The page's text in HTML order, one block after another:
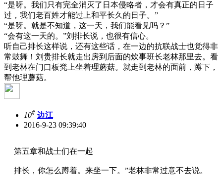
“是呀。我们只有完全消灭了日本侵略者，才会有真正的日子
过，我们老百姓才能过上和平长久的日子。”
“是呀。就是不知道，这一天，我们能看见吗？”
“会有这一天的。”刘排长说，也很有信心。
听自己排长这样说，还有这些话，在一边的抗联战士也觉得非
常鼓舞！刘贵排长就走出房到后面的炊事班长老林那里去。看
到老林在门口板凳上坐着理蘑菇。就走到老林的面前，蹲下，
帮他理蘑菇。
10# 边江
2016-9-23 09:39:40
第五章和战士们在一起
排长，你怎么蹲着。来坐一下。”老林非常过意不去说。